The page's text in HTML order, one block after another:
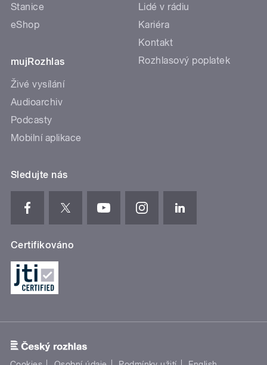
Stanice
eShop
mujRozhlas
Živé vysílání
Audioarchiv
Podcasty
Mobilní aplikace
Lidé v rádiu
Kariéra
Kontakt
Rozhlasový poplatek
Sledujte nás
Certifikováno